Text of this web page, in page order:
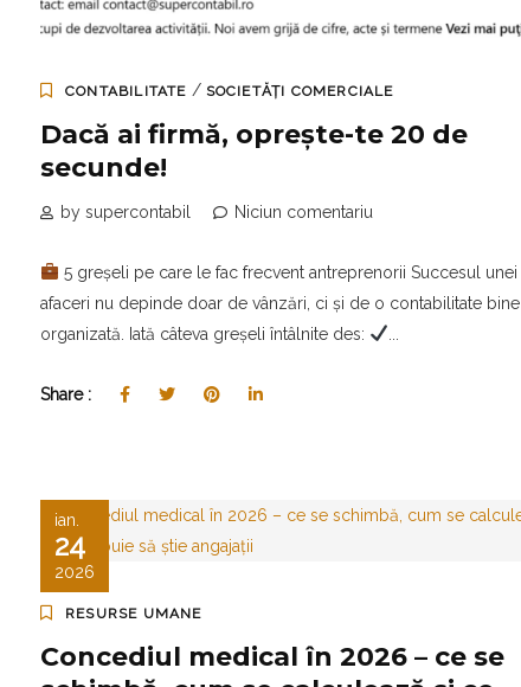
CONTABILITATE / SOCIETĂȚI COMERCIALE
Dacă ai firmă, oprește-te 20 de
secunde!
by supercontabil Niciun comentariu
5 greșeli pe care le fac frecvent antreprenorii Succesul unei
afaceri nu depinde doar de vânzări, ci și de o contabilitate bine
organizată. Iată câteva greșeli întâlnite des:
Share :
ian.
24
2026
RESURSE UMANE
Concediul medical în 2026 – ce se